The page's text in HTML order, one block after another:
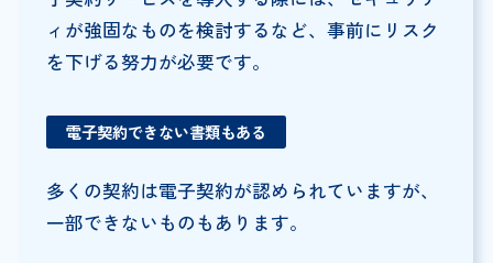
ィが強固なものを検討するなど、事前にリスク
を下げる努力が必要です。
電子契約できない書類もある
多くの契約は電子契約が認められていますが、
一部できないものもあります。